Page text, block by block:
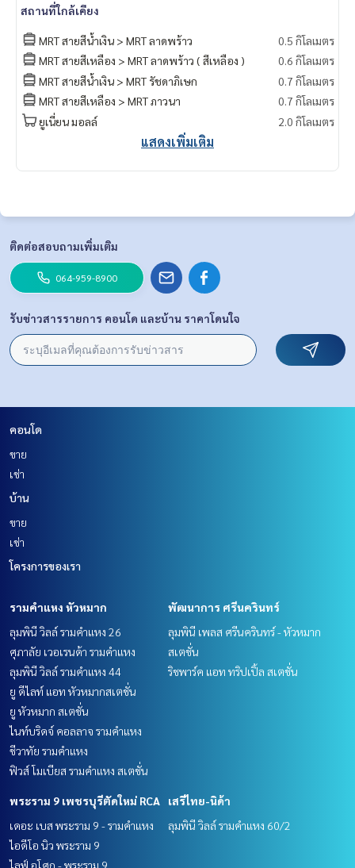
สถานที่ใกล้เคียง
MRT สายสีน้ำเงิน > MRT ลาดพร้าว
0.5 กิโลเมตร
MRT สายสีเหลือง > MRT ลาดพร้าว ( สีเหลือง )
0.6 กิโลเมตร
MRT สายสีน้ำเงิน > MRT รัชดาภิเษก
0.7 กิโลเมตร
MRT สายสีเหลือง > MRT ภาวนา
0.7 กิโลเมตร
ยูเนี่ยน มอลล์
2.0 กิโลเมตร
แสดงเพิ่มเติม
ติดต่อสอบถามเพิ่มเติม
064-959-8900
รับข่าวสารรายการ คอนโด และบ้าน ราคาโดนใจ
คอนโด
ขาย
เช่า
บ้าน
ขาย
เช่า
โครงการของเรา
รามคำแหง หัวหมาก
ลุมพินี วิลล์ รามคำแหง 26
ศุภาลัย เวอเรนด้า รามคำแหง
ลุมพินี วิลล์ รามคำแหง 44
ยู ดีไลท์ แอท หัวหมากสเตชั่น
ยู หัวหมาก สเตชั่น
ไนท์บริดจ์ คอลลาจ รามคำแหง
ชีวาทัย รามคำแหง
ฟิวส์ โมเบียส รามคำแหง สเตชั่น
พัฒนาการ ศรีนครินทร์
ลุมพินี เพลส ศรีนครินทร์ - หัวหมาก
สเตชั่น
ริชพาร์ค แอท ทริปเปิ้ล สเตชั่น
พระราม 9 เพชรบุรีตัดใหม่ RCA
เดอะ เบส พระราม 9 - รามคำแหง
ไอดีโอ นิว พระราม 9
ไลฟ์ อโศก - พระราม 9
เสรีไทย-นิด้า
ลุมพินี วิลล์ รามคำแหง 60/2